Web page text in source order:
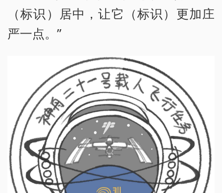
（标识）居中，让它（标识）更加庄
严一点。”